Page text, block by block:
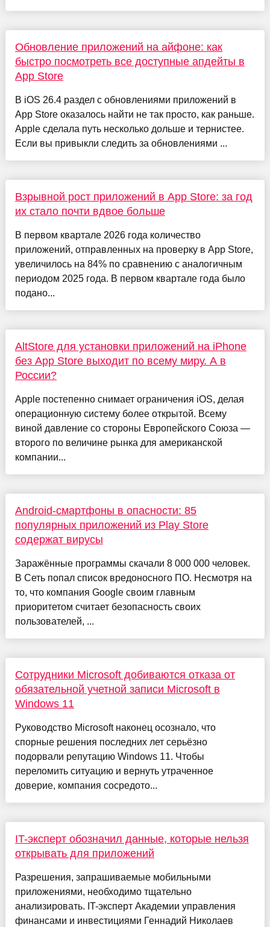
Обновление приложений на айфоне: как
быстро посмотреть все доступные апдейты в
App Store
В iOS 26.4 раздел с обновлениями приложений в
App Store оказалось найти не так просто, как раньше.
Apple сделала путь несколько дольше и тернистее.
Если вы привыкли следить за обновлениями ...
Взрывной рост приложений в App Store: за год
их стало почти вдвое больше
В первом квартале 2026 года количество
приложений, отправленных на проверку в App Store,
увеличилось на 84% по сравнению с аналогичным
периодом 2025 года. В первом квартале года было
подано...
AltStore для установки приложений на iPhone
без App Store выходит по всему миру. А в
России?
Apple постепенно снимает ограничения iOS, делая
операционную систему более открытой. Всему
виной давление со стороны Европейского Союза —
второго по величине рынка для американской
компании...
Android-смартфоны в опасности: 85
популярных приложений из Play Store
содержат вирусы
Заражённые программы скачали 8 000 000 человек.
В Сеть попал список вредоносного ПО. Несмотря на
то, что компания Google своим главным
приоритетом считает безопасность своих
пользователей, ...
Сотрудники Microsoft добиваются отказа от
обязательной учетной записи Microsoft в
Windows 11
Руководство Microsoft наконец осознало, что
спорные решения последних лет серьёзно
подорвали репутацию Windows 11. Чтобы
переломить ситуацию и вернуть утраченное
доверие, компания сосредото...
IT-эксперт обозначил данные, которые нельзя
открывать для приложений
Разрешения, запрашиваемые мобильными
приложениями, необходимо тщательно
анализировать. IT-эксперт Академии управления
финансами и инвестициями Геннадий Николаев